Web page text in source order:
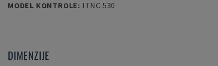
MODEL KONTROLE: ITNC 530
DIMENZIJE